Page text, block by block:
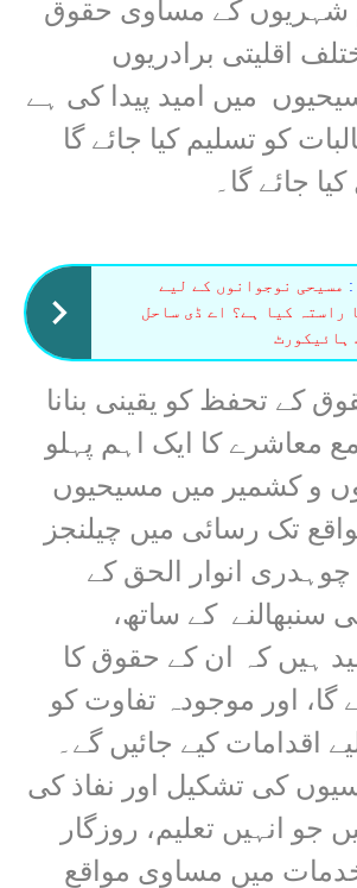
شہریوں کے مساوی حقوق
اقلیتی برادریوں
میں امید پیدا کی ہے
کو تسلیم کیا جائے گا
جائے گا۔
: مسیحی نوجوانوں کے لیے
راستہ کیا ہے؟ اے ڈی ساحل
ہائیکورٹ
کے تحفظ کو یقینی بنانا
معاشرے کا ایک اہم پہلو
و کشمیر میں مسیحیوں
تک رسائی میں چیلنجز
چوہدری انوار الحق کے
کے ساتھ،
ہیں کہ ان کے حقوق کا
گا، اور موجودہ تفاوت کو
اقدامات کیے جائیں گے۔
کی تشکیل اور نفاذ کی
جو انہیں تعلیم، روزگار
میں مساوی مواقع